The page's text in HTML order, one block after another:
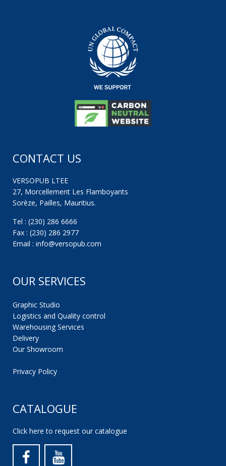
CONTACT US
VERSOPUB LTEE
27, Morcellement Les Flamboyants
Sorèze, Pailles, Mauritius.
Tel : (230) 286 6666
Fax : (230) 286 2977
Email : info@versopub.com
OUR SERVICES
Graphic Studio
Logistics and Quality control
Warehousing Services
Delivery
Our Showroom
Privacy Policy
CATALOGUE
Click here to request our catalogue